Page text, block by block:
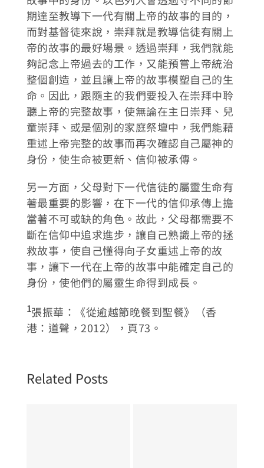
期達至教導下一代有關上帝的故事的目的，
而對基督徒來說，崇拜就是教導信徒有關上
帝的故事的最好場景。透過崇拜，我們就能
夠記念上帝過去的工作，又能預嘗上帝統治
整個創造，並且讓上帝的故事模塑自己的生
命。因此，跟隨主的我們要投入在崇拜中聆
聽上帝的完整故事，使無論在主日崇拜、兒
童崇拜、或是個別的家庭祭壇中，我們能藉
重述上帝完整的故事而再次確認自己屬神的
身份，使生命被更新、信仰被承傳。
另一方面，父母對下一代信徒的屬靈生命有
著最重要的影響，在下一代的信仰承傳上擔
當著不可或缺的角色。故此，父母都需要不
斷在信仰中追求進步，讓自己熟識上帝的拯
救故事，使自己懂得向子女重述上帝的故
事，讓下一代在上帝的故事中能確定自己的
身份，使他們的屬靈生命得到成長。
1張振華：《從逾越節晚餐到聖餐》（香
港：道聲，2012），頁73。
Related Posts